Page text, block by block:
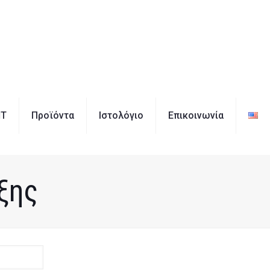
Προϊόντα Ιστολόγιο Επικοινωνία